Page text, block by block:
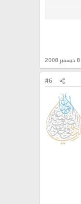
8 ديسمبر 2008
#6